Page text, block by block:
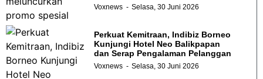
Voxnews Selasa, 30 Juni 2026
Perkuat Kemitraan, Indibiz Borneo
Kunjungi Hotel Neo Balikpapan
dan Serap Pengalaman Pelanggan
Voxnews Selasa, 30 Juni 2026